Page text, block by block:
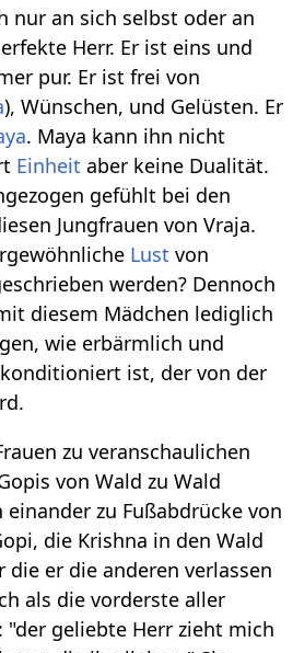
nur an sich selbst oder an
Herr. Er ist eins und
pur. Er ist frei von
), Wünschen, und Gelüsten. Er
. Maya kann ihn nicht
Einheit aber keine Dualität.
gefühlt bei den
Jungfrauen von Vraja.
Lust von
werden? Dennoch
diesem Mädchen lediglich
wie erbärmlich und
ist, der von der
zu veranschaulichen
von Wald zu Wald
zu Fußabdrücke von
die Krishna in den Wald
er die anderen verlassen
als die vorderste aller
"der geliebte Herr zieht mich